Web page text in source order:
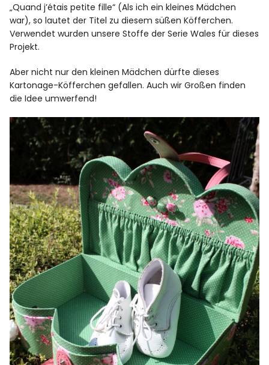
„Quand j’étais petite fille“ (Als ich ein kleines Mädchen
war), so lautet der Titel zu diesem süßen Köfferchen.
Verwendet wurden unsere Stoffe der Serie Wales für dieses
Projekt.
Aber nicht nur den kleinen Mädchen dürfte dieses
Kartonage-Köfferchen gefallen. Auch wir Großen finden
die Idee umwerfend!